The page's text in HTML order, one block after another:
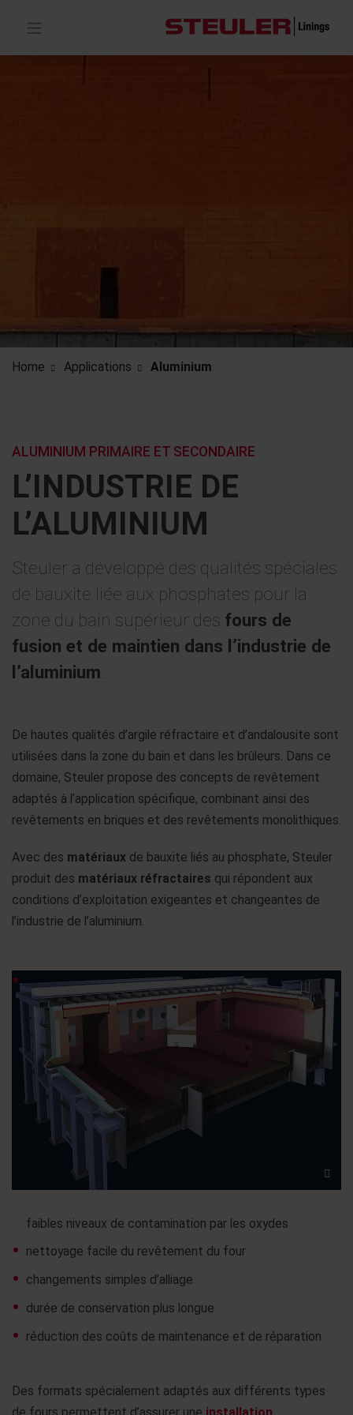
Home Applications Aluminium
L’INDUSTRIE DE
L’ALUMINIUM
ALUMINIUM PRIMAIRE ET SECONDAIRE
Steuler a développé des qualités spéciales
de bauxite liée aux phosphates pour la
zone du bain supérieur des fours de
fusion et de maintien dans l’industrie de
l’aluminium
De hautes qualités d’argile réfractaire et d’andalousite sont
utilisées dans la zone du bain et dans les brûleurs. Dans ce
domaine, Steuler propose des concepts de revêtement
adaptés à l’application spécifique, combinant ainsi des
revêtements en briques et des revêtements monolithiques.
Avec des matériaux de bauxite liés au phosphate, Steuler
produit des matériaux réfractaires qui répondent aux
conditions d’exploitation exigeantes et changeantes de
l’industrie de l’aluminium.
faibles niveaux de contamination par les oxydes
nettoyage facile du revêtement du four
changements simples d’alliage
durée de conservation plus longue
réduction des coûts de maintenance et de réparation
Des formats spécialement adaptés aux différents types
de fours permettent d’assurer une installation